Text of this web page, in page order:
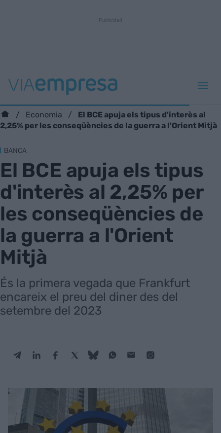
Economia
El BCE apuja els tipus d'interès al
2,25% per les conseqüències de la guerra a l'Orient Mitjà
BANCA
El BCE apuja els tipus
d'interès al 2,25% per
les conseqüències de
la guerra a l'Orient
Mitjà
És la primera vegada que Frankfurt
encareix el preu del diner des del
setembre del 2023